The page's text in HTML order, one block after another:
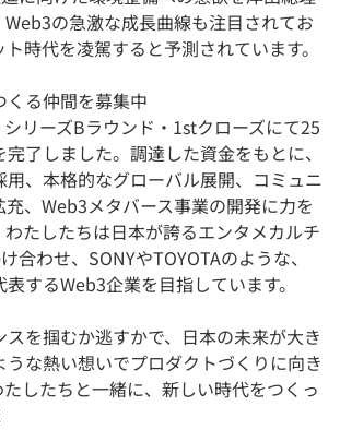
の急激な成長曲線も注目されてお
時代を凌駕すると予測されています。
る仲間を募集中
リーズBラウンド・1stクローズにて25
了しました。調達した資金をもとに、
用、本格的なグローバル展開、コミュニ
、Web3メタバース事業の開発に力を
たしたちは日本が誇るエンタメカルチ
合わせ、SONYやTOYOTAのような、
するWeb3企業を目指しています。
スを掴むか逃すかで、日本の未来が大き
な熱い想いでプロダクトづくりに向き
したちと一緒に、新しい時代をつくっ